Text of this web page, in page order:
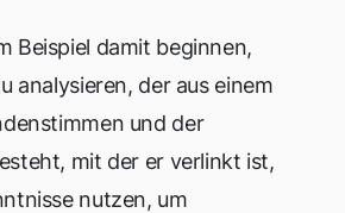
Beispiel damit beginnen,
analysieren, der aus einem
und der
mit der er verlinkt ist,
nutzen, um